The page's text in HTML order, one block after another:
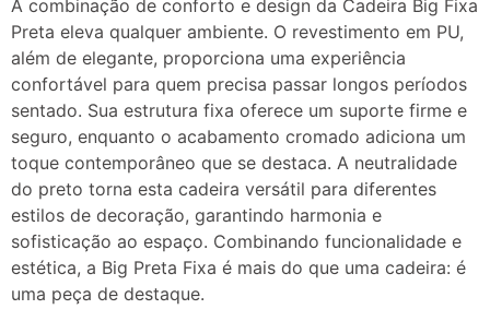
A combinação de conforto e design da Cadeira Big Fixa
Preta eleva qualquer ambiente. O revestimento em PU,
além de elegante, proporciona uma experiência
confortável para quem precisa passar longos períodos
sentado. Sua estrutura fixa oferece um suporte firme e
seguro, enquanto o acabamento cromado adiciona um
toque contemporâneo que se destaca. A neutralidade
do preto torna esta cadeira versátil para diferentes
estilos de decoração, garantindo harmonia e
sofisticação ao espaço. Combinando funcionalidade e
estética, a Big Preta Fixa é mais do que uma cadeira: é
uma peça de destaque.